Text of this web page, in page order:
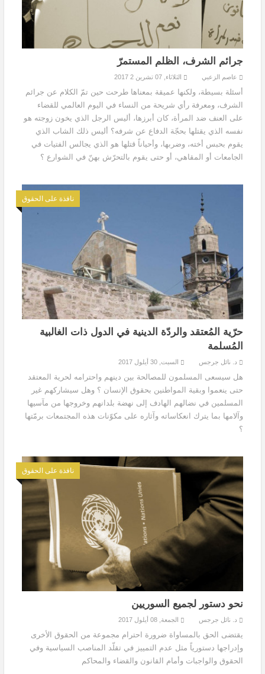
جرائم الشرف، الظلم المستمرّ
عاصم الزعبي الثلاثاء, 07 تشرين 2 2017
أسئلة بسيطة، ولكنها عميقة بمعناها طرحت حين تمّ الكلام عن جرائم
الشرف، ومعرفة رأي شريحة من النساء في اليوم العالمي للقضاء
على العنف ضد المرأة، كان أبرزها، أليس الرجل الذي يخون زوجته هو
نفسه الذي يقتلها بحجّة الدفاع عن شرفه؟ أليس ذلك الشاب الذي
يقوم بحبس أخته، وضربها، وأحياناً قتلها هو الذي يجالس الفتيات في
الجامعات أو المقاهي، أو حتى يقوم بالتحرّش بهنّ في الشوارع ؟
نافذة على الحقوق
حرّية المُعتقد والردّة الدينية في الدول ذات الغالبية
المُسلمة
د. نائل جرجس السبت, 30 أيلول 2017
هل سيسعى المسلمون للمصالحة بين دينهم واحترامه لحرية المعتقد
حتى ينعموا وبقية المواطنين بحقوق الإنسان ؟ وهل سيشاركهم غير
المسلمين في نضالهم الهادف إلى نهضة بلدانهم وخروجها من مآسيها
وآلامها بما يترك انعكاساته وآثاره على مكوّنات هذه المجتمعات برمّتها
؟
نافذة على الحقوق
نحو دستور لجميع السوريين
د. نائل جرجس الجمعة, 08 أيلول 2017
يقتضى الحق بالمساواة ضرورة احترام مجموعة من الحقوق الأخرى
وإدراجها دستورياً مثل عدم التمييز في تقلّد المناصب السياسية وفي
الحقوق والواجبات وأمام القانون والقضاء والمحاكم